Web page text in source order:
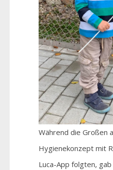
Während die Großen
Hygienekonzept mit
Luca-App folgten,